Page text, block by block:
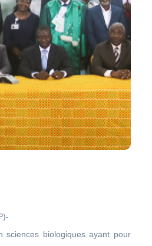
sciences biologiques ayant pour